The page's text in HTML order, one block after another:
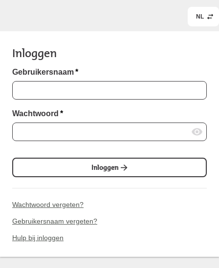
NL
Inloggen
Gebruikersnaam*
Wachtwoord *
Inloggen
Wachtwoord vergeten?
Gebruikersnaam vergeten?
Hulp bij inloggen